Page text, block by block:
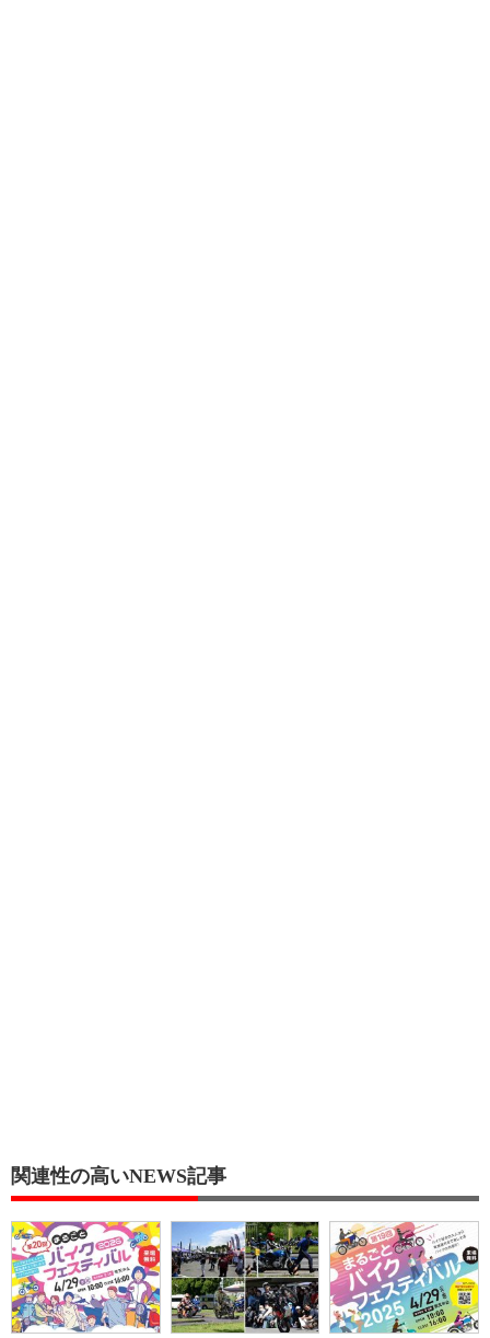
関連性の高いNEWS記事